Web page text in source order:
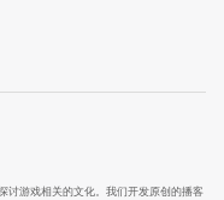
讨游戏相关的文化。我们开发原创的播客